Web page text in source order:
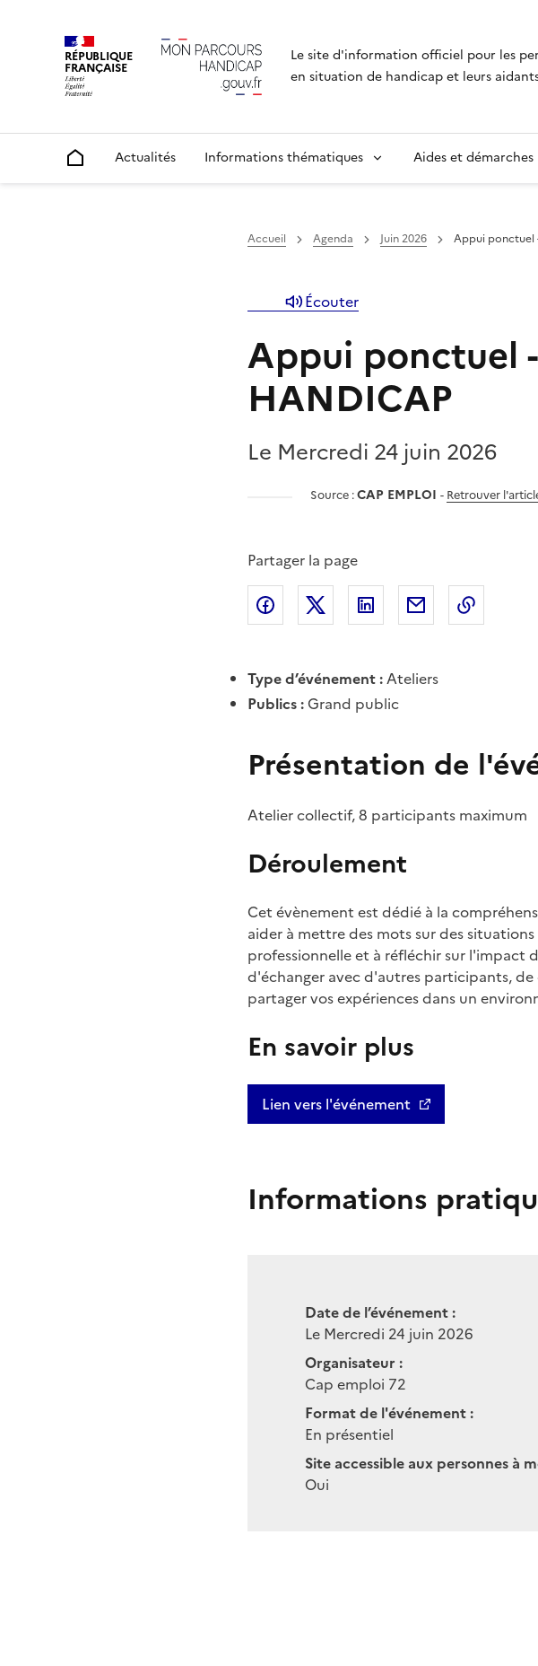
RÉPUBLIQUE
FRANÇAISE
Le site d'information officiel pour les
en situation de handicap et leurs
Accueil Actualités Informations thématiques Aides et démarches
Accueil Agenda Juin 2026 Appui ponctuel
Écouter
Appui ponctuel
HANDICAP
Le Mercredi 24 juin 2026
Source :CAP EMPLOI - Retrouver
Partager la page
Partager l'article surFacebook
Partager l'article sur X
Partager l'article sur
Partager
Type d’événement :Ateliers
Publics :Grand public
Présentation de
Atelier collectif, 8 participants maximum
Déroulement
Cet évènement est dédié à la
aider à mettre des mots sur des
professionnelle et à réfléchir sur l'impact
d'échanger avec d'autres participants,
partager vos expériences dans un
En savoir plus
Lien vers l'événement
Informations
Date de l’événement :
Le Mercredi 24 juin 2026
Organisateur :
Cap emploi 72
Format de l'événement :
En présentiel
Site accessible aux personnes à
Oui